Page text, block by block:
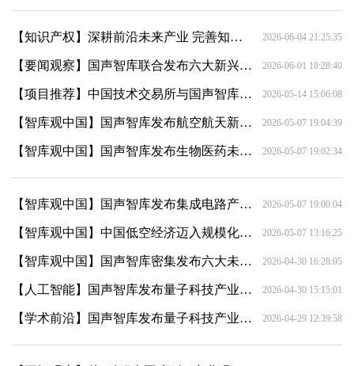
2026-06-04 21:25:35
【知识产权】深耕前沿未来产业 完善知识产权布局：国声智库五份未来产业重磅研究成果获国家版权认证
2026-06-01 18:28:40
【要闻观察】国声智库联合发布六大新兴支柱产业系列研究报告
2026-05-14 15:06:08
【项目推荐】中国技术交易所与国声智库达成战略合作 共筑科技成果转化服务新生态
2026-05-07 19:04:39
【智库观中国】国声智库发布航空航天新兴支柱产业报告：六大政策建议助力中国迈向空天强国
2026-05-07 19:02:34
【智库观中国】国声智库发布生物医药未来产业报告：六大政策建议助力产业从"并跑"迈向"领跑"
2026-05-07 19:00:04
【智库观中国】国声智库发布集成电路产业研究报告：中国半导体迈入"双轨并行"新阶段
2026-05-07 13:16:25
【智库观中国】中国低空经济迈入规模化前夜 制度构建与产业突破双轮驱动
2026-04-30 16:28:05
【智库观中国】国声智库密集发布六大未来产业智库研究报告 助力“十五五”新质生产力培育
2026-04-30 15:15:01
【人工智能】国声智库发布量子科技产业报告
2026-04-29 12:39:58
【学术前沿】国声智库发布量子科技产业化报告：2026—2028 年是关键窗口期 加快构建面向2030产业生态